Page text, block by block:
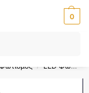
0
‘SPRING’!
/ LED Φωτιστικά Δρόμου